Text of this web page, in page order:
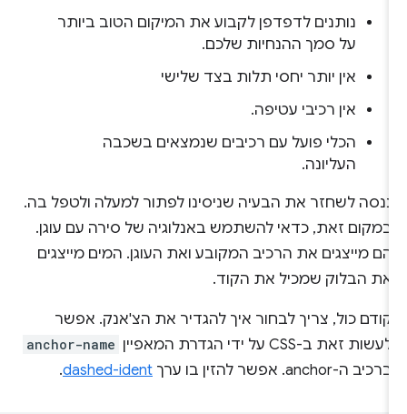
נותנים לדפדפן לקבוע את המיקום הטוב ביותר
על סמך ההנחיות שלכם.
אין יותר יחסי תלות בצד שלישי
אין רכיבי עטיפה.
הכלי פועל עם רכיבים שנמצאים בשכבה
העליונה.
ננסה לשחזר את הבעיה שניסינו לפתור למעלה ולטפל בה.
במקום זאת, כדאי להשתמש באנלוגיה של סירה עם עוגן.
הם מייצגים את הרכיב המקובע ואת העוגן. המים מייצגים
את הבלוק שמכיל את הקוד.
קודם כול, צריך לבחור איך להגדיר את הצ'אנק. אפשר
לעשות זאת ב-CSS על ידי הגדרת המאפיין
anchor-name
ברכיב ה-anchor. אפשר להזין בו ערך dashed-ident
.